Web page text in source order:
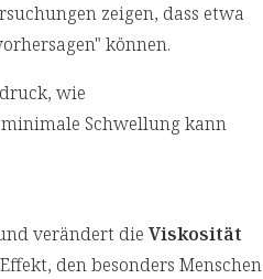
zeigen, dass etwa
können.
wie
minimale Schwellung kann
verändert die Viskosität
den besonders Menschen